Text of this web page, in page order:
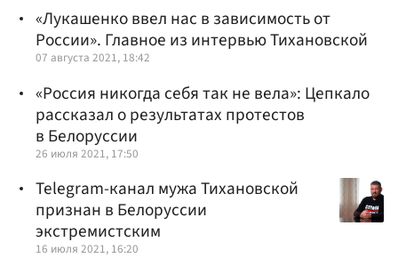
«Лукашенко ввел нас в зависимость от
России». Главное из интервью Тихановской
07 августа 2021, 18:42
«Россия никогда себя так не вела»: Цепкало
рассказал о результатах протестов
в Белоруссии
26 июля 2021, 17:50
Telegram-канал мужа Тихановской
признан в Белоруссии
экстремистским
16 июля 2021, 16:20